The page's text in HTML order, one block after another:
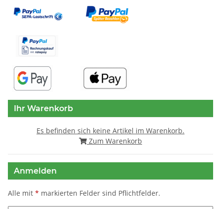
Ihr Warenkorb
Es befinden sich keine Artikel im Warenkorb.
Zum Warenkorb
Anmelden
Alle mit * markierten Felder sind Pflichtfelder.